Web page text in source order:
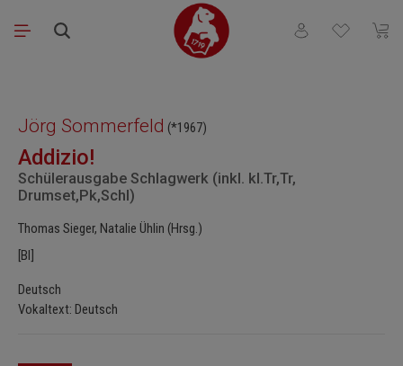
Zum Hauptinhalt springen
Du hast 0
Jörg Sommerfeld (*1967)
Addizio!
Schülerausgabe Schlagwerk (inkl. kl.Tr,Tr,
Drumset,Pk,Schl)
Thomas Sieger, Natalie Ühlin (Hrsg.)
[Bl]
Deutsch
Vokaltext: Deutsch